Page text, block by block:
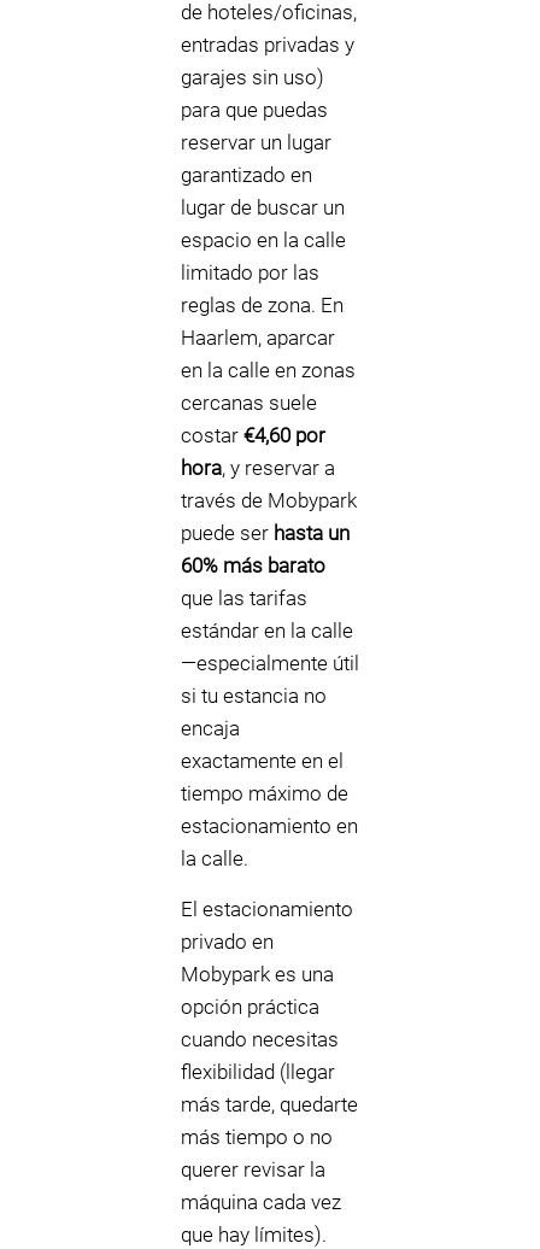
de hoteles/oficinas,
entradas privadas y
garajes sin uso)
para que puedas
reservar un lugar
garantizado en
lugar de buscar un
espacio en la calle
limitado por las
reglas de zona. En
Haarlem, aparcar
en la calle en zonas
cercanas suele
costar €4,60 por
hora, y reservar a
través de Mobypark
puede ser hasta un
60% más barato
que las tarifas
estándar en la calle
—especialmente útil
si tu estancia no
encaja
exactamente en el
tiempo máximo de
estacionamiento en
la calle.
El estacionamiento
privado en
Mobypark es una
opción práctica
cuando necesitas
flexibilidad (llegar
más tarde, quedarte
más tiempo o no
querer revisar la
máquina cada vez
que hay límites).